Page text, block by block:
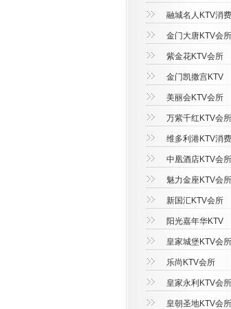
融城名人KTV消费
金门大唐KTV会所
紫金花KTV会所
金门凯撒宫KTV
美丽会KTV会所
万紫千红KTV会所
维多利港KTV消费
中凰酒店KTV会所
魅力金座KTV会所
新国汇KTV会所
阳光嘉年华KTV
皇家城堡KTV会所
乐尚KTV会所
皇家永利KTV会所
皇朝圣地KTV会所